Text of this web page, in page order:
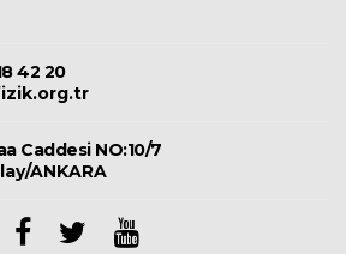
42 20
Caddesi NO:10/7
ANKARA